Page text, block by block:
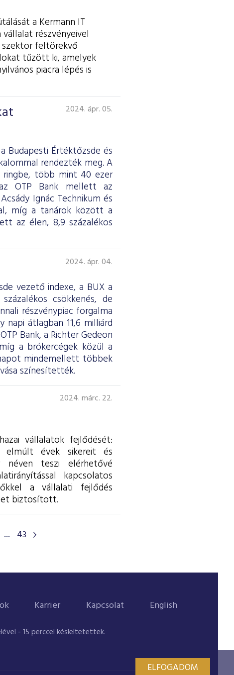
a Kermann IT
részvényeivel
szektor feltörekvő
tűzött ki, amelyek
piacra lépés is
2024. ápr. 05.
Budapesti Értéktőzsde és
rendezték meg. A
több mint 40 ezer
OTP Bank mellett az
Ignác Technikum és
míg a tanárok között a
az élen, 8,9 százalékos
2024. ápr. 04.
vezető indexe, a BUX a
csökkenés, de
részvénypiac forgalma
átlagban 11,6 milliárd
Bank, a Richter Gedeon
a brókercégek közül a
mindemellett többek
színesítették.
2024. márc. 22.
vállalatok fejlődését:
elmúlt évek sikereit és
néven teszi elérhetővé
kapcsolatos
a vállalati fejlődés
biztosított.
... 43
Karrier Kapcsolat English
- 15 perccel késleltetettek.
ELFOGADOM